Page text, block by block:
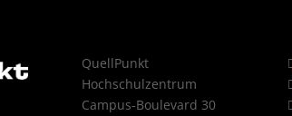
QuellPunkt
Hochschulzentrum
Campus-Boulevard 30